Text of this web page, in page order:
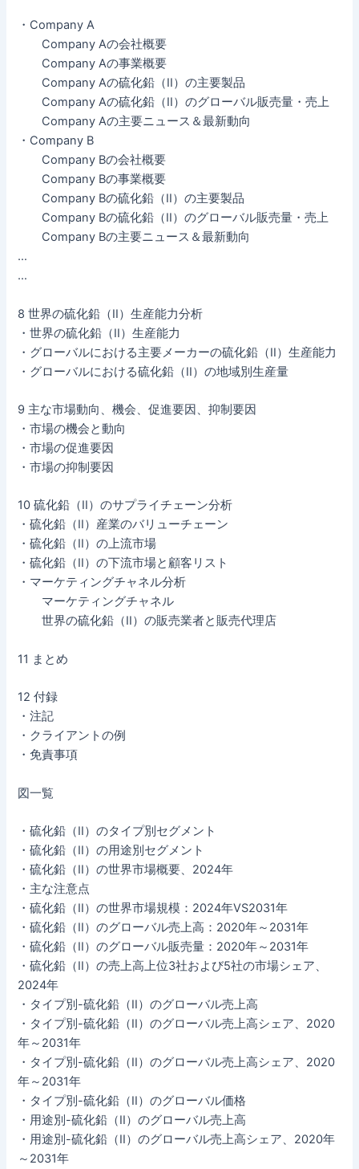
・Company A
Company Aの会社概要
Company Aの事業概要
Company Aの硫化鉛（II）の主要製品
Company Aの硫化鉛（II）のグローバル販売量・売上
Company Aの主要ニュース＆最新動向
・Company B
Company Bの会社概要
Company Bの事業概要
Company Bの硫化鉛（II）の主要製品
Company Bの硫化鉛（II）のグローバル販売量・売上
Company Bの主要ニュース＆最新動向
…
…
8 世界の硫化鉛（II）生産能力分析
・世界の硫化鉛（II）生産能力
・グローバルにおける主要メーカーの硫化鉛（II）生産能力
・グローバルにおける硫化鉛（II）の地域別生産量
9 主な市場動向、機会、促進要因、抑制要因
・市場の機会と動向
・市場の促進要因
・市場の抑制要因
10 硫化鉛（II）のサプライチェーン分析
・硫化鉛（II）産業のバリューチェーン
・硫化鉛（II）の上流市場
・硫化鉛（II）の下流市場と顧客リスト
・マーケティングチャネル分析
マーケティングチャネル
世界の硫化鉛（II）の販売業者と販売代理店
11 まとめ
12 付録
・注記
・クライアントの例
・免責事項
図一覧
・硫化鉛（II）のタイプ別セグメント
・硫化鉛（II）の用途別セグメント
・硫化鉛（II）の世界市場概要、2024年
・主な注意点
・硫化鉛（II）の世界市場規模：2024年VS2031年
・硫化鉛（II）のグローバル売上高：2020年～2031年
・硫化鉛（II）のグローバル販売量：2020年～2031年
・硫化鉛（II）の売上高上位3社および5社の市場シェア、
2024年
・タイプ別-硫化鉛（II）のグローバル売上高
・タイプ別-硫化鉛（II）のグローバル売上高シェア、2020
年～2031年
・タイプ別-硫化鉛（II）のグローバル売上高シェア、2020
年～2031年
・タイプ別-硫化鉛（II）のグローバル価格
・用途別-硫化鉛（II）のグローバル売上高
・用途別-硫化鉛（II）のグローバル売上高シェア、2020年
～2031年